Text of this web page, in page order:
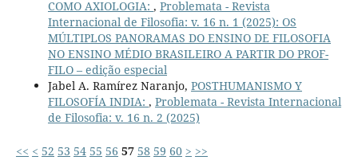
COMO AXIOLOGIA: , Problemata - Revista
Internacional de Filosofia: v. 16 n. 1 (2025): OS
MÚLTIPLOS PANORAMAS DO ENSINO DE FILOSOFIA
NO ENSINO MÉDIO BRASILEIRO A PARTIR DO PROF-
FILO – edição especial
Jabel A. Ramírez Naranjo, POSTHUMANISMO Y
FILOSOFÍA INDIA: , Problemata - Revista Internacional
de Filosofia: v. 16 n. 2 (2025)
<< < 52 53 54 55 56 57 58 59 60 > >>